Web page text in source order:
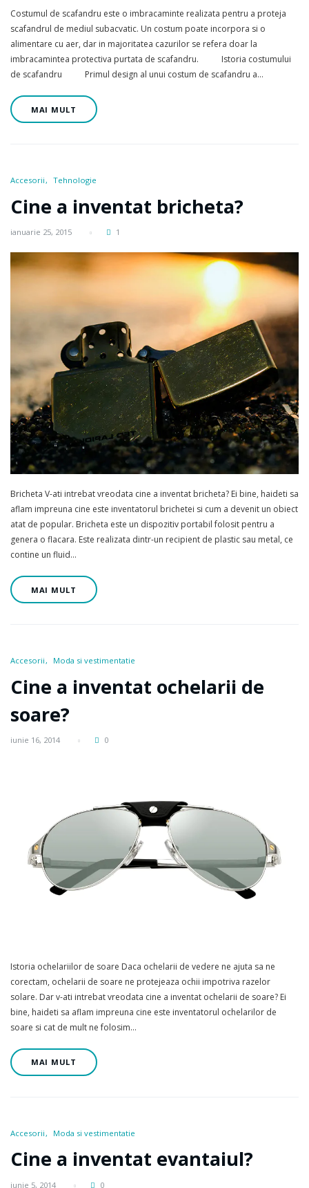
Costumul de scafandru este o imbracaminte realizata pentru a proteja
scafandrul de mediul subacvatic. Un costum poate incorpora si o
alimentare cu aer, dar in majoritatea cazurilor se refera doar la
imbracamintea protectiva purtata de scafandru. Istoria costumului
de scafandru Primul design al unui costum de scafandru a…
MAI MULT
Accesorii Tehnologie
Cine a inventat bricheta?
ianuarie 25, 2015 1
Bricheta V-ati intrebat vreodata cine a inventat bricheta? Ei bine, haideti sa
aflam impreuna cine este inventatorul brichetei si cum a devenit un obiect
atat de popular. Bricheta este un dispozitiv portabil folosit pentru a
genera o flacara. Este realizata dintr-un recipient de plastic sau metal, ce
contine un fluid…
MAI MULT
Accesorii Moda si vestimentatie
Cine a inventat ochelarii de
soare?
iunie 16, 2014 0
Istoria ochelariilor de soare Daca ochelarii de vedere ne ajuta sa ne
corectam, ochelarii de soare ne protejeaza ochii impotriva razelor
solare. Dar v-ati intrebat vreodata cine a inventat ochelarii de soare? Ei
bine, haideti sa aflam impreuna cine este inventatorul ochelarilor de
soare si cat de mult ne folosim…
MAI MULT
Accesorii Moda si vestimentatie
Cine a inventat evantaiul?
iunie 5, 2014 0